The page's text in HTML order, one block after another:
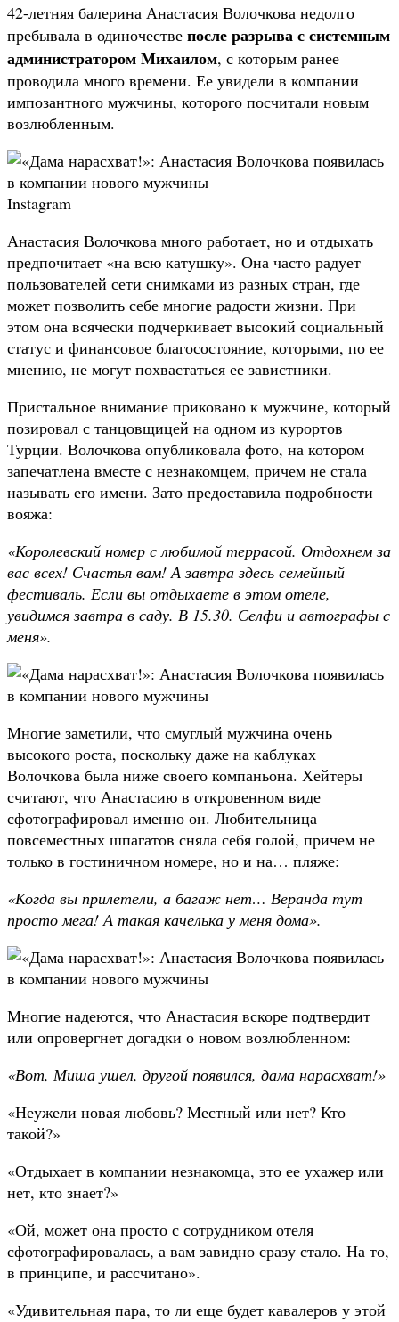
42-летняя балерина Анастасия Волочкова недолго
пребывала в одиночестве после разрыва с системным
администратором Михаилом, с которым ранее
проводила много времени. Ее увидели в компании
импозантного мужчины, которого посчитали новым
возлюбленным.
Instagram
Анастасия Волочкова много работает, но и отдыхать
предпочитает «на всю катушку». Она часто радует
пользователей сети снимками из разных стран, где
может позволить себе многие радости жизни. При
этом она всячески подчеркивает высокий социальный
статус и финансовое благосостояние, которыми, по ее
мнению, не могут похвастаться ее завистники.
Пристальное внимание приковано к мужчине, который
позировал с танцовщицей на одном из курортов
Турции. Волочкова опубликовала фото, на котором
запечатлена вместе с незнакомцем, причем не стала
называть его имени. Зато предоставила подробности
вояжа:
«Королевский номер с любимой террасой. Отдохнем за
вас всех! Счастья вам! А завтра здесь семейный
фестиваль. Если вы отдыхаете в этом отеле,
увидимся завтра в саду. В 15.30. Селфи и автографы с
меня».
Многие заметили, что смуглый мужчина очень
высокого роста, поскольку даже на каблуках
Волочкова была ниже своего компаньона. Хейтеры
считают, что Анастасию в откровенном виде
сфотографировал именно он. Любительница
повсеместных шпагатов сняла себя голой, причем не
только в гостиничном номере, но и на… пляже:
«Когда вы прилетели, а багаж нет… Веранда тут
просто мега! А такая качелька у меня дома».
Многие надеются, что Анастасия вскоре подтвердит
или опровергнет догадки о новом возлюбленном:
«Вот, Миша ушел, другой появился, дама нарасхват!»
«Неужели новая любовь? Местный или нет? Кто
такой?»
«Отдыхает в компании незнакомца, это ее ухажер или
нет, кто знает?»
«Ой, может она просто с сотрудником отеля
сфотографировалась, а вам завидно сразу стало. На то,
в принципе, и рассчитано».
«Удивительная пара, то ли еще будет кавалеров у этой